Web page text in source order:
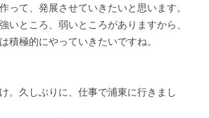
って、発展させていきたいと思います。
いところ、弱いところがありますから、
積極的にやっていきたいですね。
。久しぶりに、仕事で浦東に行きまし